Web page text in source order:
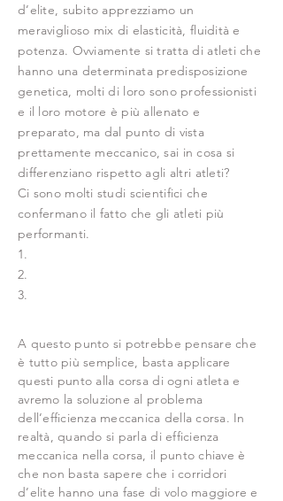
d’elite, subito apprezziamo un
meraviglioso mix di elasticità, fluidità e
potenza. Ovviamente si tratta di atleti che
hanno una determinata predisposizione
genetica, molti di loro sono professionisti
e il loro motore è più allenato e
preparato, ma dal punto di vista
prettamente meccanico, sai in cosa si
differenziano rispetto agli altri atleti?
Ci sono molti studi scientifici che
confermano il fatto che gli atleti più
performanti.
1.
2.
3.
A questo punto si potrebbe pensare che
è tutto più semplice, basta applicare
questi punto alla corsa di ogni atleta e
avremo la soluzione al problema
dell’efficienza meccanica della corsa. In
realtà, quando si parla di efficienza
meccanica nella corsa, il punto chiave è
che non basta sapere che i corridori
d’elite hanno una fase di volo maggiore e